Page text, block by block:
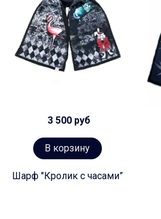
3 500 руб
В корзину
Шарф "Кролик с часами”